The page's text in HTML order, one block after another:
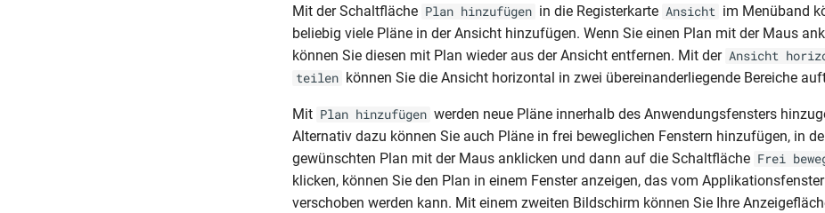
Mit der Schaltfläche Plan hinzufügen in die Registerkarte Ansicht im Menüband
beliebig viele Pläne in der Ansicht hinzufügen. Wenn Sie einen Plan mit der Maus
können Sie diesen mit Plan wieder aus der Ansicht entfernen. Mit der Ansicht
teilen können Sie die Ansicht horizontal in zwei übereinanderliegende Bereiche
Mit Plan hinzufügen werden neue Pläne innerhalb des Anwendungsfensters
Alternativ dazu können Sie auch Pläne in frei beweglichen Fenstern hinzufügen, in
gewünschten Plan mit der Maus anklicken und dann auf die Schaltfläche Frei
klicken, können Sie den Plan in einem Fenster anzeigen, das vom
verschoben werden kann. Mit einem zweiten Bildschirm können Sie Ihre